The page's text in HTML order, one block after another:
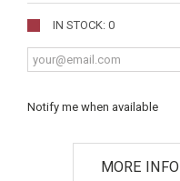
IN STOCK: 0
Notify me when available
MORE INFO